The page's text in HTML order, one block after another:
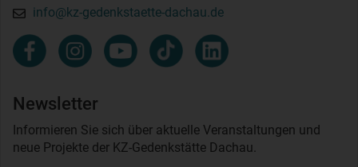
info@kz-gedenkstaette-dachau.de
Newsletter
Informieren Sie sich über aktuelle Veranstaltungen und
neue Projekte der KZ-Gedenkstätte Dachau.